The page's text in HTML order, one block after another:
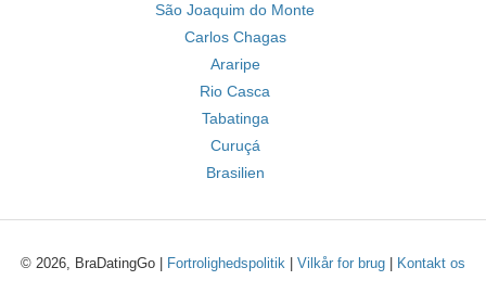
São Joaquim do Monte
Carlos Chagas
Araripe
Rio Casca
Tabatinga
Curuçá
Brasilien
© 2026, BraDatingGo | Fortrolighedspolitik Vilkår for brug Kontakt os